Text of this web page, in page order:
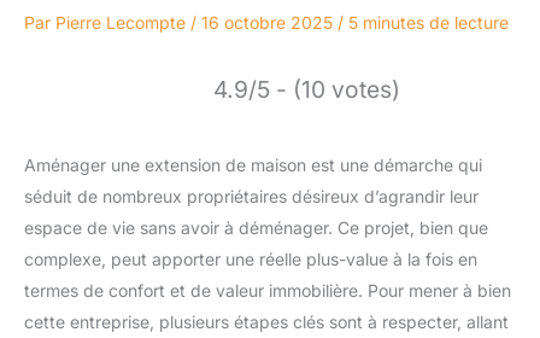
Par Pierre Lecompte / 16 octobre 2025 / 5 minutes de lecture
4.9/5 - (10 votes)
Aménager une extension de maison est une démarche qui
séduit de nombreux propriétaires désireux d’agrandir leur
espace de vie sans avoir à déménager. Ce projet, bien que
complexe, peut apporter une réelle plus-value à la fois en
termes de confort et de valeur immobilière. Pour mener à bien
cette entreprise, plusieurs étapes clés sont à respecter, allant